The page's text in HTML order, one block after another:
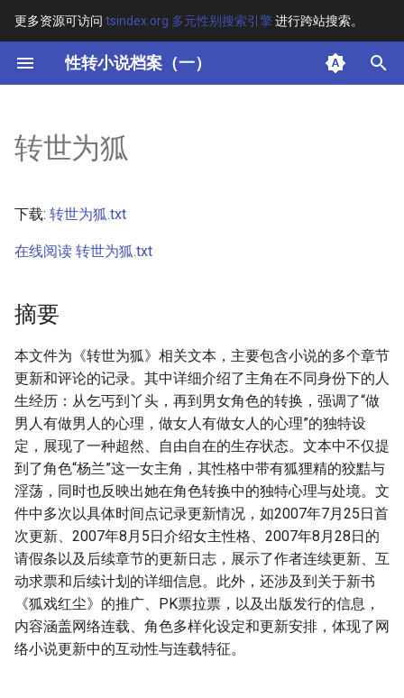
更多资源可访问 tsindex.org 多元性别搜索引擎进行跨站搜索。
性转小说档案（一）
键
开
搜
索
其他信息
正文
转世为狐
下载: 转世为狐.txt
在线阅读 转世为狐.txt
摘要
本文件为《转世为狐》相关文本，主要包含小说的多个章节
更新和评论的记录。其中详细介绍了主角在不同身份下的人
生经历：从乞丐到丫头，再到男女角色的转换，强调了“做
男人有做男人的心理，做女人有做女人的心理”的独特设
定，展现了一种超然、自由自在的生存状态。文本中不仅提
到了角色“杨兰”这一女主角，其性格中带有狐狸精的狡黠与
淫荡，同时也反映出她在角色转换中的独特心理与处境。文
件中多次以具体时间点记录更新情况，如2007年7月25日首
次更新、2007年8月5日介绍女主性格、2007年8月28日的
请假条以及后续章节的更新日志，展示了作者连续更新、互
动求票和后续计划的详细信息。此外，还涉及到关于新书
《狐戏红尘》的推广、PK票拉票，以及出版发行的信息，
内容涵盖网络连载、角色多样化设定和更新安排，体现了网
络小说更新中的互动性与连载特征。